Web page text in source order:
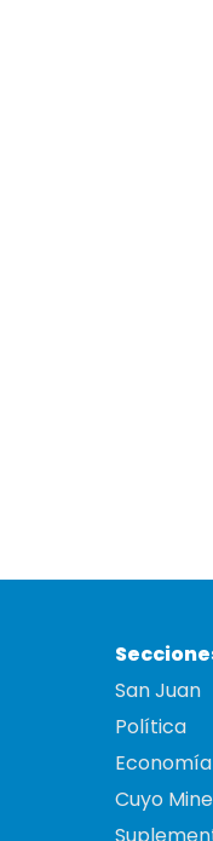
San Juan
Política
Economía
Cuyo